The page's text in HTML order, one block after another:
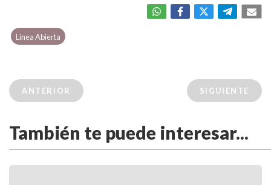
Linea Abierta
ANTERIOR SIGUIENTE
También te puede interesar...